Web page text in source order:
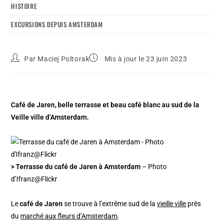
HISTOIRE
EXCURSIONS DEPUIS AMSTERDAM
Par Maciej Poltorak Mis à jour le 23 juin 2023
Café de Jaren, belle terrasse et beau café blanc au sud de la
Veille ville d’Amsterdam.
> Terrasse du café de Jaren à Amsterdam – Photo
d’Ifranz@Flickr
Lecafé de Jaren se trouve à l’extrême sud de lavieille ville près
du marché aux fleurs d’Amsterdam.